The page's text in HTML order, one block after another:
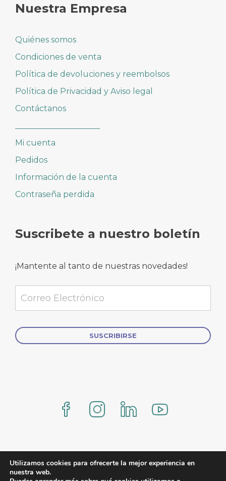
Nuestra Empresa
Quiénes somos
Condiciones de venta
Política de devoluciones y reembolsos
Política de Privacidad y Aviso legal
Contáctanos
Mi cuenta
Pedidos
Información de la cuenta
Contraseña perdida
Suscribete a nuestro boletín
¡Mantente al tanto de nuestras novedades!
www.comercialmexicana.eu Proteo by YITH
Utilizamos cookies para ofrecerte la mejor experiencia en
nuestra web.